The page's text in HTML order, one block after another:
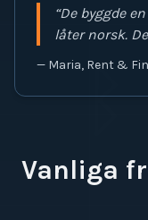
ᛒ
“De byggde
låter norsk.
— Maria, Rent &
Vanliga